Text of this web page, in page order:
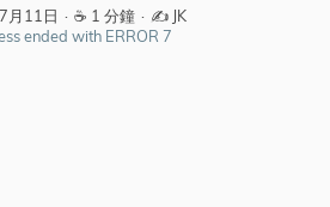
月11日 · ☕ 1 分鐘 · ✍️ JK
ended with ERROR 7